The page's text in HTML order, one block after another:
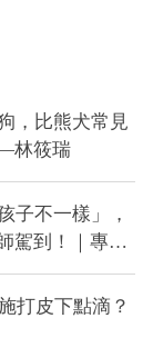
，比熊犬常見
林筱瑞
子不一樣」，
駕到！｜專業
打皮下點滴？